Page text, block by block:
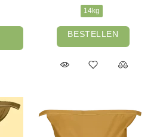
14kg
BESTELLEN